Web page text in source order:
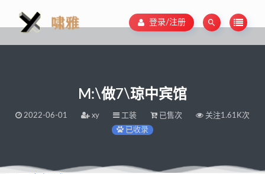
登录/注册
M:\做7\琼中宾馆
2022-06-01 xy 工装 已售次
关注1.61K次
已收录